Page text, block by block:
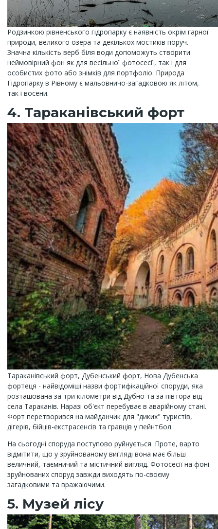
Родзинкою рівненського гідропарку є наявність окрім гарної
природи, великого озера та декількох мостиків поруч.
Значна кількість верб біля води допоможуть створити
неймовірний фон як для весільної фотосесії, так і для
особистих фото або знімків для портфоліо. Природа
Гідропарку в Рівному є мальовничо-загадковою як літом,
так і восени.
4. Тараканівський форт
Тараканівський форт, Дубенський форт, Нова Дубенська
фортеця - найвідоміші назви фортифікаційної споруди, яка
розташована за три кілометри від Дубно та за півтора від
села Тараканів. Наразі об'єкт перебуває в аварійному стані.
Форт перетворився на майданчик для "диких" туристів,
дігерів, бійців-екстрасенсів та гравців у пейнтбол.
На сьогодні споруда поступово руйнується. Проте, варто
відмітити, що у зруйнованому вигляді вона має більш
величний, таємничий та містичний вигляд. Фотосесії на фоні
зруйнованих споруд завжди виходять по-своєму
загадковими та вражаючими.
5. Музей лісу